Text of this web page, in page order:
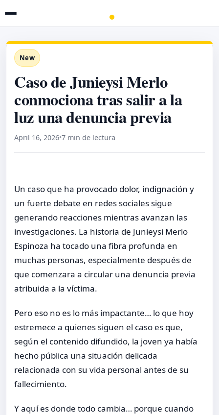
New
Caso de Junieysi Merlo
conmociona tras salir a la
luz una denuncia previa
April 16, 2026•7 min de lectura
Un caso que ha provocado dolor, indignación y
un fuerte debate en redes sociales sigue
generando reacciones mientras avanzan las
investigaciones. La historia de Junieysi Merlo
Espinoza ha tocado una fibra profunda en
muchas personas, especialmente después de
que comenzara a circular una denuncia previa
atribuida a la víctima.
Pero eso no es lo más impactante… lo que hoy
estremece a quienes siguen el caso es que,
según el contenido difundido, la joven ya había
hecho pública una situación delicada
relacionada con su vida personal antes de su
fallecimiento.
Y aquí es donde todo cambia… porque cuando